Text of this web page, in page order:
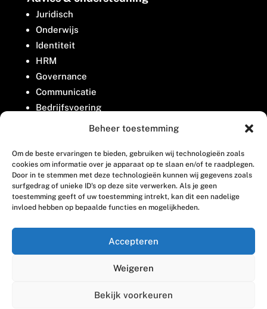
Beheer toestemming
Om de beste ervaringen te bieden, gebruiken wij technologieën zoals
cookies om informatie over je apparaat op te slaan en/of te raadplegen.
Door in te stemmen met deze technologieën kunnen wij gegevens zoals
surfgedrag of unieke ID's op deze site verwerken. Als je geen
toestemming geeft of uw toestemming intrekt, kan dit een nadelige
invloed hebben op bepaalde functies en mogelijkheden.
Accepteren
Weigeren
Bekijk voorkeuren
Juridisch
Onderwijs
Identiteit
HRM
Governance
Communicatie
Bedrijfsvoering
Belangenbehartiging
Contact
Houttuinlaan 8
3447 GM Woerden